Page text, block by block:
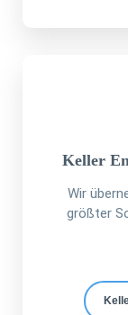
Keller
Wir
größter